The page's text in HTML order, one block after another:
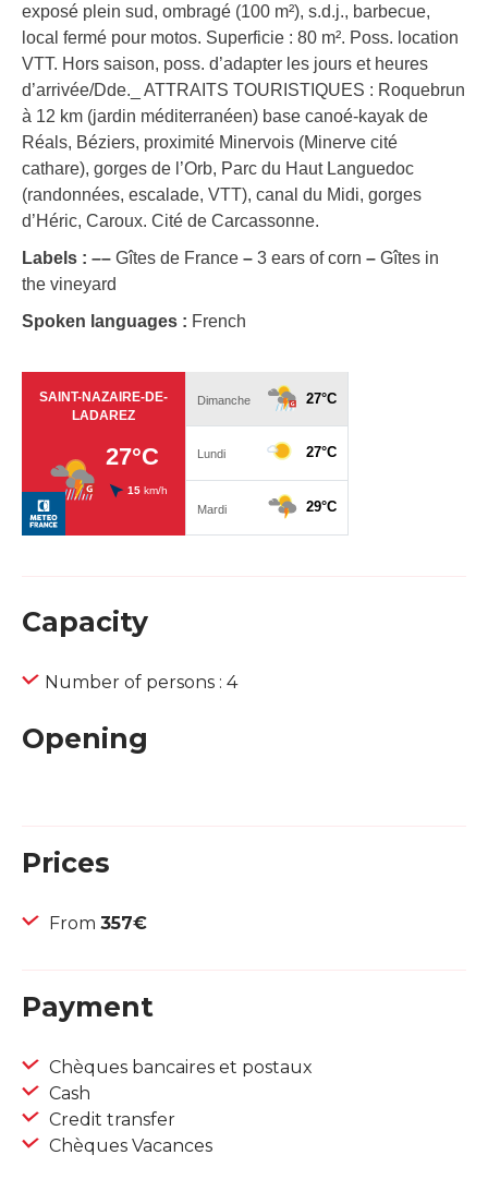
exposé plein sud, ombragé (100 m²), s.d.j., barbecue,
local fermé pour motos. Superficie : 80 m². Poss. location
VTT. Hors saison, poss. d’adapter les jours et heures
d’arrivée/Dde._ ATTRAITS TOURISTIQUES : Roquebrun
à 12 km (jardin méditerranéen) base canoé-kayak de
Réals, Béziers, proximité Minervois (Minerve cité
cathare), gorges de l’Orb, Parc du Haut Languedoc
(randonnées, escalade, VTT), canal du Midi, gorges
d’Héric, Caroux. Cité de Carcassonne.
Labels : –– Gîtes de France – 3 ears of corn – Gîtes in
the vineyard
Spoken languages : French
Capacity
Number of persons : 4
Opening
Prices
From 357€
Payment
Chèques bancaires et postaux
Cash
Credit transfer
Chèques Vacances